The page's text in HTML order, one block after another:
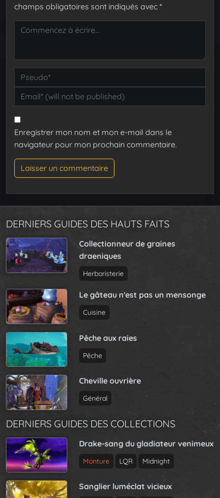
champs obligatoires sont indiqués avec *
Enregistrer mon nom et mon e-mail dans le
navigateur pour mon prochain commentaire.
DERNIERS GUIDES DES HAUTS FAITS
Collectionneur de graines
draeniques
Herboristerie
Le gâteau n'est pas un mensonge
Cuisine
Pêche aux raies
Pêche
Cheville ouvrière
Général
DERNIERS GUIDES DES COLLECTIONS
Drake-sang du gladiateur venimeux
Monture LQR Midnight
Sanglier luméclat vicieux